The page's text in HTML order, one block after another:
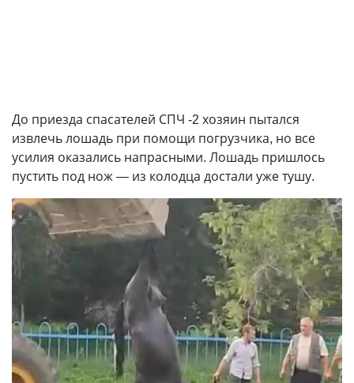
До приезда спасателей СПЧ -2 хозяин пытался
извлечь лошадь при помощи погрузчика, но все
усилия оказались напрасными. Лошадь пришлось
пустить под нож — из колодца достали уже тушу.